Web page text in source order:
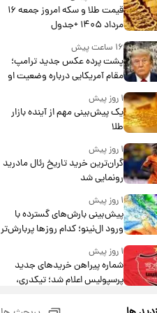
قیمت طلا و سکه امروز جمعه ۱۶
مرداد ۱۴۰۵ +جدول
۱۶ ساعت پیش
پشت پرده عکس جدید ترامپ؛
مقام آمریکایی درباره وضعیت او
چه گفت؟
۱ روز پیش
یک پیش‌بینی مهم از آینده بازار
طلا
۱ روز پیش
گران‌ترین خرید تاریخ رئال مادرید
رونمایی شد
۱ روز پیش
پیش‌بینی بارش‌های گسترده با
ورود ال‌نینو؛ کدام روزها پربارش‌تر
خواهند بود؟
۱ روز پیش
شماره پیراهن خریدهای جدید
پرسپولیس اعلام شد؛ تیکدری،